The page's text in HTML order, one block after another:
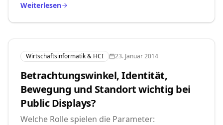
Weiterlesen
Wirtschaftsinformatik & HCI 23. Januar 2014
Betrachtungswinkel, Identität,
Bewegung und Standort wichtig bei
Public Displays?
Welche Rolle spielen die Parameter: